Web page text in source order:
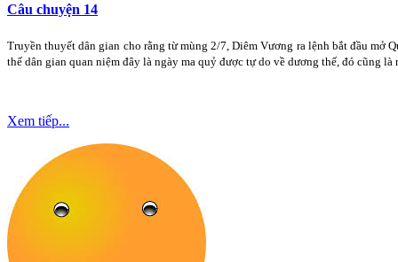
Câu chuyện 14
Truyền thuyết dân gian cho rằng từ mùng 2/7, Diêm Vương ra lệnh bắt đầu mở
thế dân gian quan niệm đây là ngày ma quỷ được tự do về dương thế, đó cũng
Xem tiếp...